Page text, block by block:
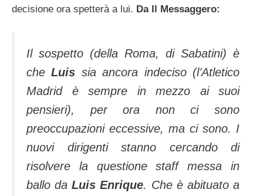
decisione ora spetterà a lui. Da Il Messaggero:
Il sospetto (della Roma, di Sabatini) è
cheLuis sia ancora indeciso (l’Atletico
Madrid è sempre in mezzo ai suoi
pensieri), per ora non ci sono
preoccupazioni eccessive, ma ci sono. I
nuovi dirigenti stanno cercando di
risolvere la questione staff messa in
ballo daLuis Enrique. Che è abituato a